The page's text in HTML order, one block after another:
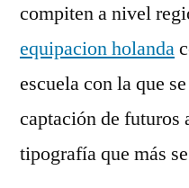
compiten a nivel
equipacion holanda
escuela con la que
captación de futuros
tipografía que más